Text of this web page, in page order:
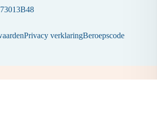
Privacy verklaringBeroepscode